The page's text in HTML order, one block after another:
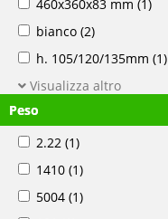
460x360x83 mm (1)
bianco (2)
h. 105/120/135mm (1)
Visualizza altro
Peso
2.22 (1)
1410 (1)
5004 (1)